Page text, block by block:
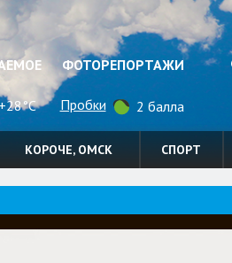
ФОТОРЕПОРТАЖИ
Пробки 2 балла
КОРОЧЕ, ОМСК СПОРТ